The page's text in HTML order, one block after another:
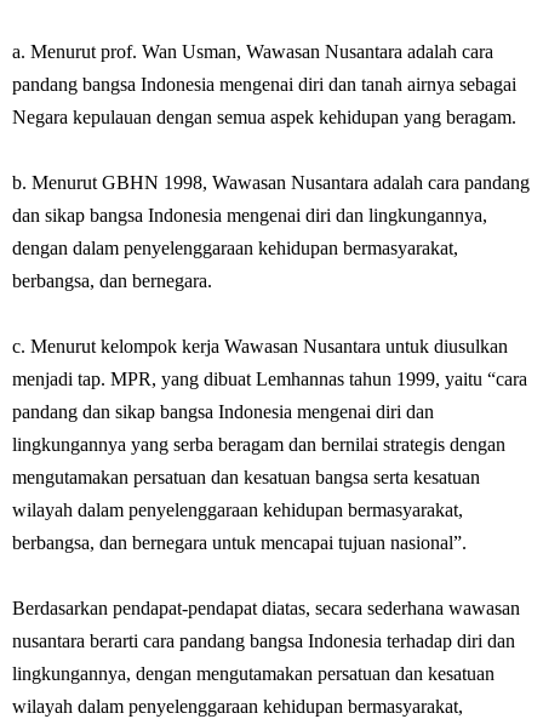
a. Menurut prof. Wan Usman, Wawasan Nusantara adalah cara
pandang bangsa Indonesia mengenai diri dan tanah airnya sebagai
Negara kepulauan dengan semua aspek kehidupan yang beragam.
b. Menurut GBHN 1998, Wawasan Nusantara adalah cara pandang
dan sikap bangsa Indonesia mengenai diri dan lingkungannya,
dengan dalam penyelenggaraan kehidupan bermasyarakat,
berbangsa, dan bernegara.
c. Menurut kelompok kerja Wawasan Nusantara untuk diusulkan
menjadi tap. MPR, yang dibuat Lemhannas tahun 1999, yaitu “cara
pandang dan sikap bangsa Indonesia mengenai diri dan
lingkungannya yang serba beragam dan bernilai strategis dengan
mengutamakan persatuan dan kesatuan bangsa serta kesatuan
wilayah dalam penyelenggaraan kehidupan bermasyarakat,
berbangsa, dan bernegara untuk mencapai tujuan nasional”.
Berdasarkan pendapat-pendapat diatas, secara sederhana wawasan
nusantara berarti cara pandang bangsa Indonesia terhadap diri dan
lingkungannya, dengan mengutamakan persatuan dan kesatuan
wilayah dalam penyelenggaraan kehidupan bermasyarakat,